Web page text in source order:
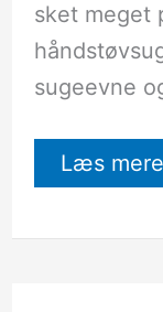
sket meget
sugeevne
Læs